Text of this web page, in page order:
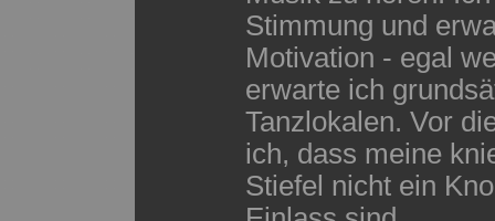
Stimmung und
Motivation - egal
erwarte ich
Tanzlokalen. Vor
ich, dass meine
Stiefel nicht ein